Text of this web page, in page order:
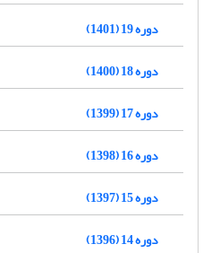
دوره 19 (1401)
دوره 18 (1400)
دوره 17 (1399)
دوره 16 (1398)
دوره 15 (1397)
دوره 14 (1396)